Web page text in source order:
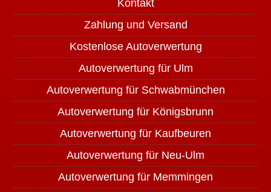
Kontakt
Zahlung und Versand
Kostenlose Autoverwertung
Autoverwertung für Ulm
Autoverwertung für Schwabmünchen
Autoverwertung für Königsbrunn
Autoverwertung für Kaufbeuren
Autoverwertung für Neu-Ulm
Autoverwertung für Memmingen